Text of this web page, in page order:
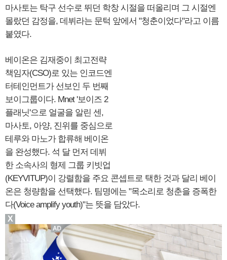
마사토는 탁구 선수로 뛰던 학창 시절을 떠올리며 그 시절엔
몰랐던 감정을, 데뷔라는 문턱 앞에서 "청춘이었다"라고 이름
붙였다.
베이온은 김재중이 최고전략
책임자(CSO)로 있는 인코드엔
터테인먼트가 선보인 두 번째
보이그룹이다. Mnet '보이즈 2
플래닛'으로 얼굴을 알린 센,
마사토, 아양, 진위를 중심으로
테루와 마노가 합류해 베이온
을 완성했다. 석 달 먼저 데뷔
한 소속사의 형제 그룹 키빗업
(KEYVITUP)이 강렬함을 주요 콘셉트로 택한 것과 달리 베이
온은 청량함을 선택했다. 팀명에는 "목소리로 청춘을 증폭한
다(Voice amplify youth)"는 뜻을 담았다.
X